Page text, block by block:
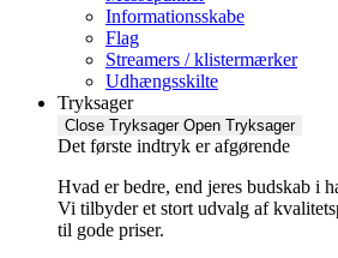
Informationsskabe
Flag
Streamers / klistermærker
Udhængsskilte
Tryksager
Close Tryksager Open Tryksager
Det første indtryk er afgørende
Hvad er bedre, end jeres budskab i
Vi tilbyder et stort udvalg af
til gode priser.